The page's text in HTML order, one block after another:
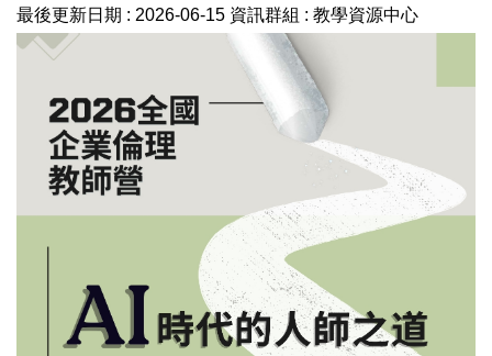
最後更新日期 : 2026-06-15 資訊群組 : 教學資源中心